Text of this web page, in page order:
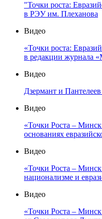
"Точки роста:
в РЭУ им. Плеханова
Видео
«Точки роста:
в редакции журнала
Видео
Дзермант и Пантелеев
Видео
«Точки Роста –
основаниях
Видео
«Точки Роста –
национализме и
Видео
«Точки Роста –